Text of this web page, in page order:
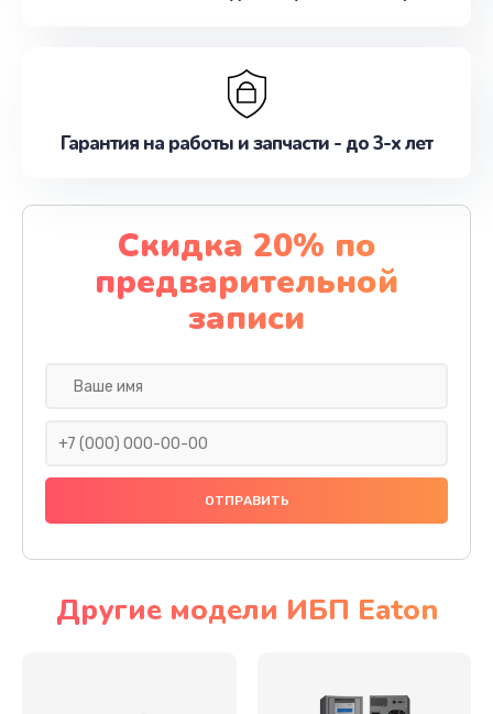
Гарантия на работы и запчасти - до 3-х лет
Скидка 20% по
предварительной
записи
Другие модели ИБП Eaton